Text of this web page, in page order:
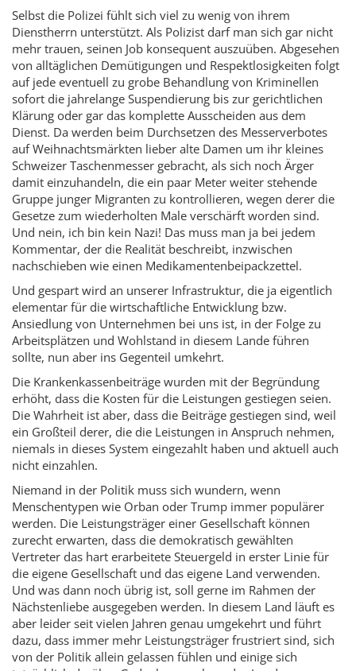
Selbst die Polizei fühlt sich viel zu wenig von ihrem
Dienstherrn unterstützt. Als Polizist darf man sich gar nicht
mehr trauen, seinen Job konsequent auszuüben. Abgesehen
von alltäglichen Demütigungen und Respektlosigkeiten folgt
auf jede eventuell zu grobe Behandlung von Kriminellen
sofort die jahrelange Suspendierung bis zur gerichtlichen
Klärung oder gar das komplette Ausscheiden aus dem
Dienst. Da werden beim Durchsetzen des Messerverbotes
auf Weihnachtsmärkten lieber alte Damen um ihr kleines
Schweizer Taschenmesser gebracht, als sich noch Ärger
damit einzuhandeln, die ein paar Meter weiter stehende
Gruppe junger Migranten zu kontrollieren, wegen derer die
Gesetze zum wiederholten Male verschärft worden sind.
Und nein, ich bin kein Nazi! Das muss man ja bei jedem
Kommentar, der die Realität beschreibt, inzwischen
nachschieben wie einen Medikamentenbeipackzettel.
Und gespart wird an unserer Infrastruktur, die ja eigentlich
elementar für die wirtschaftliche Entwicklung bzw.
Ansiedlung von Unternehmen bei uns ist, in der Folge zu
Arbeitsplätzen und Wohlstand in diesem Lande führen
sollte, nun aber ins Gegenteil umkehrt.
Die Krankenkassenbeiträge wurden mit der Begründung
erhöht, dass die Kosten für die Leistungen gestiegen seien.
Die Wahrheit ist aber, dass die Beiträge gestiegen sind, weil
ein Großteil derer, die die Leistungen in Anspruch nehmen,
niemals in dieses System eingezahlt haben und aktuell auch
nicht einzahlen.
Niemand in der Politik muss sich wundern, wenn
Menschentypen wie Orban oder Trump immer populärer
werden. Die Leistungsträger einer Gesellschaft können
zurecht erwarten, dass die demokratisch gewählten
Vertreter das hart erarbeitete Steuergeld in erster Linie für
die eigene Gesellschaft und das eigene Land verwenden.
Und was dann noch übrig ist, soll gerne im Rahmen der
Nächstenliebe ausgegeben werden. In diesem Land läuft es
aber leider seit vielen Jahren genau umgekehrt und führt
dazu, dass immer mehr Leistungsträger frustriert sind, sich
von der Politik allein gelassen fühlen und einige sich